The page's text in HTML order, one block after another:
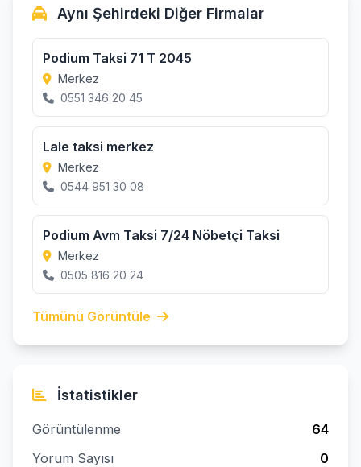
Aynı Şehirdeki Diğer Firmalar
Podium Taksi 71 T 2045
Merkez
0551 346 20 45
Lale taksi merkez
Merkez
0544 951 30 08
Podium Avm Taksi 7/24 Nöbetçi Taksi
Merkez
0505 816 20 24
Tümünü Görüntüle
İstatistikler
Görüntülenme
64
Yorum Sayısı
0